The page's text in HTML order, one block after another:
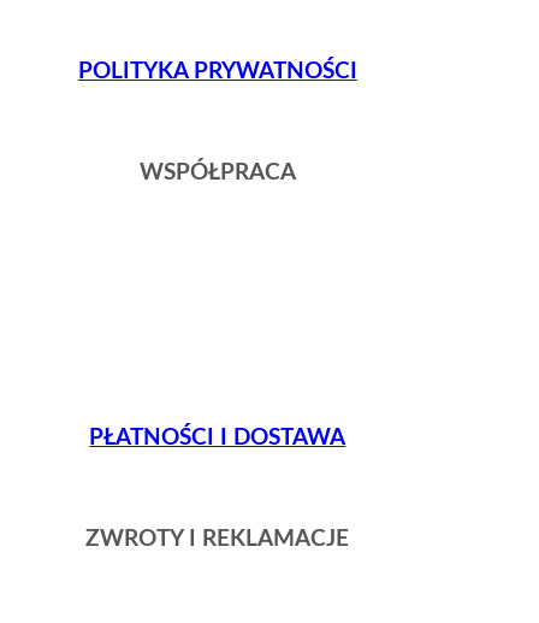
POLITYKA PRYWATNOŚCI
WSPÓŁPRACA
PŁATNOŚCI I DOSTAWA
ZWROTY I REKLAMACJE